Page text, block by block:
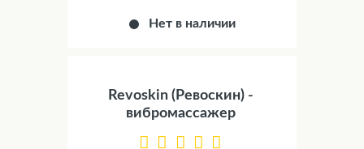
Нет в наличии
Revoskin (Ревоскин) -
вибромассажер